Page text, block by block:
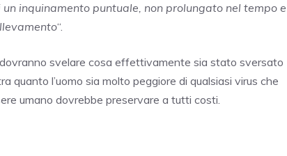
inquinamento puntuale, non prolungato nel tempo e
“.
svelare cosa effettivamente sia stato sversato
quanto l’uomo sia molto peggiore di qualsiasi virus che
umano dovrebbe preservare a tutti costi.